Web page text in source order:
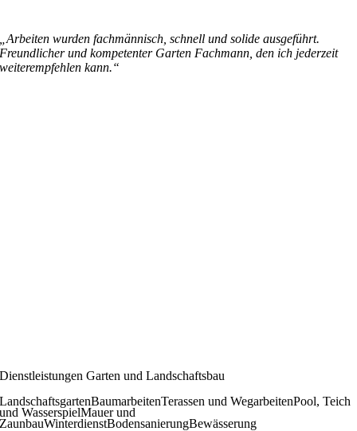
„Arbeiten wurden fachmännisch, schnell und solide ausgeführt.
Freundlicher und kompetenter Garten Fachmann, den ich jederzeit
weiterempfehlen kann.“
Dienstleistungen Garten und Landschaftsbau
LandschaftsgartenBaumarbeitenTerassen und WegarbeitenPool, Teich
und WasserspielMauer und
ZaunbauWinterdienstBodensanierungBewässerung